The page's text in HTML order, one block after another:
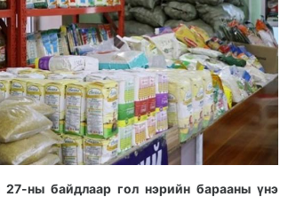
ны байдлаар гол нэрийн барааны үнэ